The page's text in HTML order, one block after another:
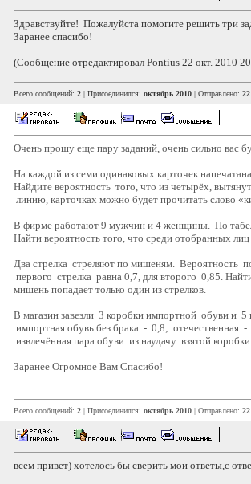
Здравствуйте! Пожалуйста помогите решить три
Заранее спасибо!
(Сообщение отредактировал Pontius 22 окт. 2010
Всего сообщений: 2 | Присоединился: октябрь 2010 | Отправлено:
Очень прошу еще пару заданий, очень сильно вас
На каждой из семи одинаковых карточек
Найдите вероятность того, что из четырёх,
линию, карточках можно будет прочитать слово
В фирме работают 9 мужчин и 4 женщины. По
Найти вероятность того, что среди отобранных
Два стрелка стреляют по мишеням. Вероятность
первого стрелка равна 0,7, для второго 0,85.
мишень попадает только один из стрелков.
В магазин завезли 3 коробки импортной обуви и
импортная обувь без брака - 0,8; отечественная
извлечённая пара обуви из наудачу взятой
Заранее Огромное Вам Спасибо!
Всего сообщений: 2 | Присоединился: октябрь 2010 | Отправлено:
всем привет) хотелось бы сверить мои ответы,с